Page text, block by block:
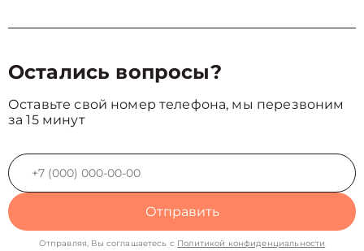
Остались вопросы?
Оставьте свой номер телефона, мы перезвоним
за 15 минут
Отправить
Отправляя, Вы соглашаетесь с Политикой конфиденциальности